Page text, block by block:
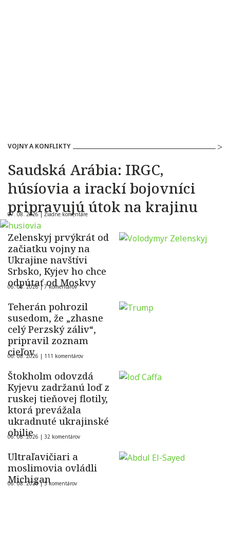
VOJNY A KONFLIKTY
Saudská Arábia: IRGC,
húsíovia a irackí bojovníci
pripravujú útok na krajinu
07. 08. 2026 | Žiadne komentáre
Zelenskyj prvýkrát od
začiatku vojny na
Ukrajine navštívi
Srbsko, Kyjev ho chce
odpútať od Moskvy
06. 08. 2026 |7 komentárov
Teherán pohrozil
susedom, že „zhasne
celý Perzský záliv“,
pripravil zoznam
cieľov
06. 08. 2026 | 111 komentárov
Štokholm odovzdá
Kyjevu zadržanú loď z
ruskej tieňovej flotily,
ktorá prevážala
ukradnuté ukrajinské
obilie
06. 08. 2026 | 32 komentárov
Ultraľavičiari a
moslimovia ovládli
Michigan
06. 08. 2026 |5 komentárov